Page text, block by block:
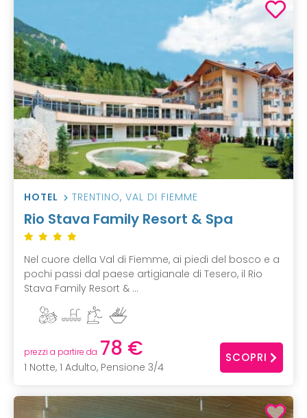
HOTEL TRENTINO, VAL DI FIEMME
Rio Stava Family Resort & Spa
Nel cuore della Val di Fiemme, ai piedi del bosco e a
pochi passi dal paese artigianale di Tesero, il Rio
Stava Family Resort & ...
prezzi a partire da 78 €
1 Notte, 1 Adulto, Pensione 3/4
SCOPRI